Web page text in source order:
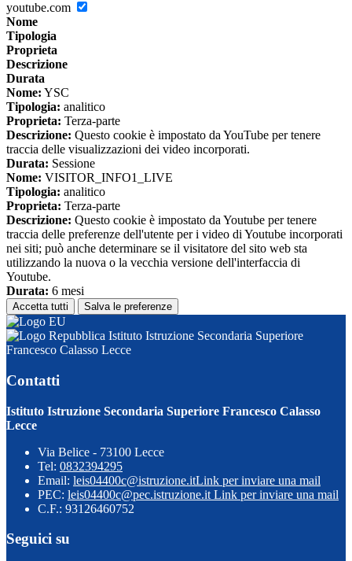
youtube.com
Nome
Tipologia
Proprieta
Descrizione
Durata
Nome: YSC
Tipologia: analitico
Proprieta: Terza-parte
Descrizione: Questo cookie è impostato da YouTube per tenere
traccia delle visualizzazioni dei video incorporati.
Durata: Sessione
Nome: VISITOR_INFO1_LIVE
Tipologia: analitico
Proprieta: Terza-parte
Descrizione: Questo cookie è impostato da Youtube per tenere
traccia delle preferenze dell'utente per i video di Youtube incorporati
nei siti; può anche determinare se il visitatore del sito web sta
utilizzando la nuova o la vecchia versione dell'interfaccia di
Youtube.
Durata: 6 mesi
Accetta tutti Salva le preferenze
Istituto Istruzione Secondaria Superiore
Francesco Calasso Lecce
Contatti
Istituto Istruzione Secondaria Superiore Francesco Calasso
Lecce
Via Belice - 73100 Lecce
Tel: 0832394295
Email: leis04400c@istruzione.itLink per inviare una mail
PEC: leis04400c@pec.istruzione.it Link per inviare una mail
C.F.: 93126460752
Seguici su